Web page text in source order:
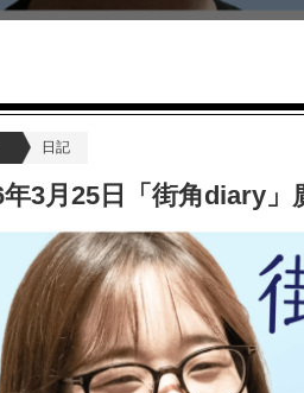
日記
3月25日「街角diary」